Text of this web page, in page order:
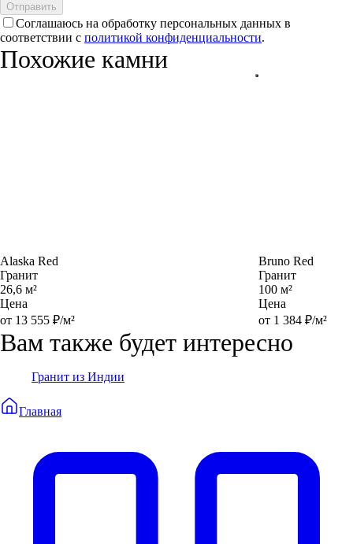
Отправить
Соглашаюсь на обработку персональных данных в
соответствии с политикой конфиденциальности.
Похожие камни
Alaska Red
Гранит
26,6 м²
Цена
от 13 555 ₽/м²
Bruno Red
Гранит
100 м²
Цена
от 1 384 ₽/м²
Вам также будет интересно
Гранит из Индии
Главная